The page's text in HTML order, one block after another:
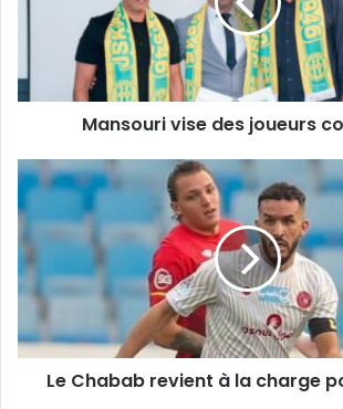
Mansouri vise des joueurs
Le
Chabab
revient
Bedrane
Le Chabab revient à la charge